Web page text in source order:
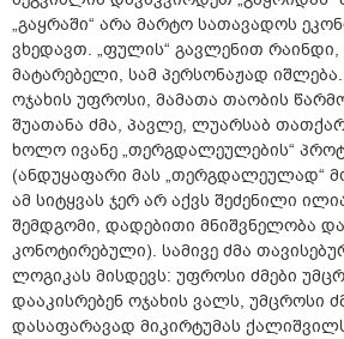
„გაყრაში“ არა მარტო სათავადოს
ვხედავთ. „ფულის“ გავლენით
მატარებელი, სამ პერსონაჟად
ოჯახის უფროსი, მამათა თაობის
შუათანა ძმა, პავლე, ლუარსაბ
ხოლო ივანე „თერგდალეულების“
(ანდუყაფარი მას „თერგდალეულად“
ამ სიტყვას ჯერ არ აქვს შეძენილი
შემდგომი, დადებითი მნიშვნელობა
კონოტირებული). სამივე ძმა
ლოგიკას მისდევს: უფროსი ძმები
დააკისრებენ ოჯახის ვალს, უმცროსი
დასაფარავად მიკირტუმას